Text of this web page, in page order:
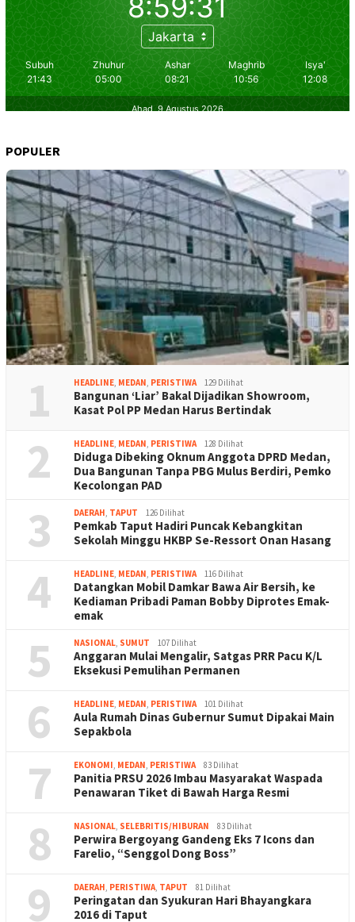
POPULER
1 HEADLINE, MEDAN, PERISTIWA 129 Dilihat
Bangunan ‘Liar’ Bakal Dijadikan Showroom,
Kasat Pol PP Medan Harus Bertindak
2 HEADLINE, MEDAN, PERISTIWA 128 Dilihat
Diduga Dibeking Oknum Anggota DPRD Medan,
Dua Bangunan Tanpa PBG Mulus Berdiri, Pemko
Kecolongan PAD
3 DAERAH, TAPUT 126 Dilihat
Pemkab Taput Hadiri Puncak Kebangkitan
Sekolah Minggu HKBP Se-Ressort Onan Hasang
4 HEADLINE, MEDAN, PERISTIWA 116 Dilihat
Datangkan Mobil Damkar Bawa Air Bersih, ke
Kediaman Pribadi Paman Bobby Diprotes Emak-
emak
5 NASIONAL, SUMUT 107 Dilihat
Anggaran Mulai Mengalir, Satgas PRR Pacu K/L
Eksekusi Pemulihan Permanen
6 HEADLINE, MEDAN, PERISTIWA 101 Dilihat
Aula Rumah Dinas Gubernur Sumut Dipakai Main
Sepakbola
7 EKONOMI, MEDAN, PERISTIWA 83 Dilihat
Panitia PRSU 2026 Imbau Masyarakat Waspada
Penawaran Tiket di Bawah Harga Resmi
8 NASIONAL, SELEBRITIS/HIBURAN 83 Dilihat
Perwira Bergoyang Gandeng Eks 7 Icons dan
Farelio, “Senggol Dong Boss”
9 DAERAH, PERISTIWA, TAPUT 81 Dilihat
Peringatan dan Syukuran Hari Bhayangkara
2016 di Taput